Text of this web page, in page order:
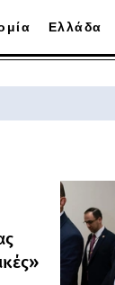
Ελλάδα